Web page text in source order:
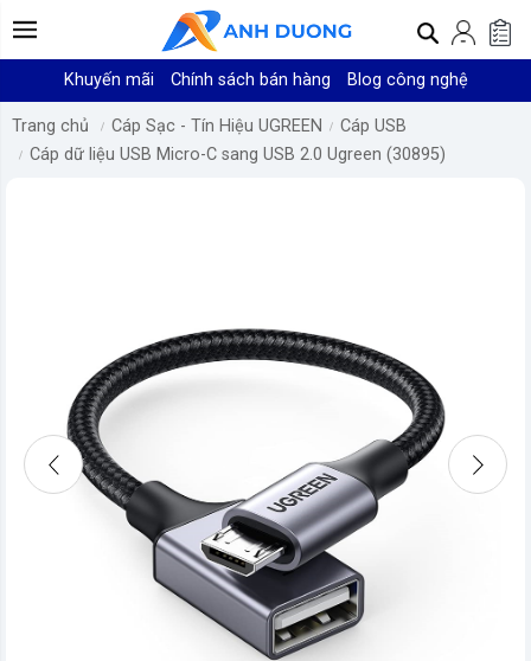
Khuyến mãi Chính sách bán hàng Blog công nghệ
Trang chủ Cáp Sạc - Tín Hiệu UGREEN
Cáp USB
Cáp dữ liệu USB Micro-C sang USB 2.0 Ugreen (30895)